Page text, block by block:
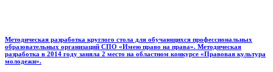
Методическая разработка круглого стола для обучающихся профессиональных
образовательных организаций СПО «Имею право на права». Методическая
разработка в 2014 году заняла 2 место на областном конкурсе «Правовая культура
молодежи».